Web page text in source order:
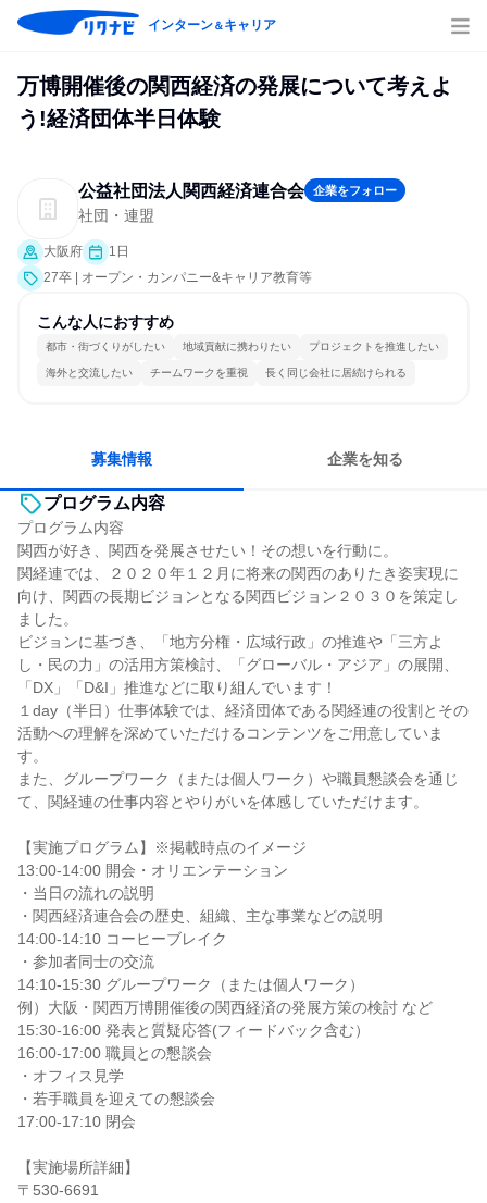
インターン＆キャリア
万博開催後の関西経済の発展について考えよ
う!経済団体半日体験
公益社団法人関西経済連合会 企業をフォロー
社団・連盟
大阪府
1日
27卒 | オープン・カンパニー&キャリア教育等
こんな人におすすめ
都市・街づくりがしたい 地域貢献に携わりたい プロジェクトを推進したい
海外と交流したい チームワークを重視 長く同じ会社に居続けられる
募集情報 企業を知る
プログラム内容
プログラム内容
関西が好き、関西を発展させたい！その想いを行動に。
関経連では、２０２０年１２月に将来の関西のありたき姿実現に
向け、関西の長期ビジョンとなる関西ビジョン２０３０を策定し
ました。
ビジョンに基づき、「地方分権・広域行政」の推進や「三方よ
し・民の力」の活用方策検討、「グローバル・アジア」の展開、
「DX」「D&I」推進などに取り組んでいます！
１day（半日）仕事体験では、経済団体である関経連の役割とその
活動への理解を深めていただけるコンテンツをご用意していま
す。
また、グループワーク（または個人ワーク）や職員懇談会を通じ
て、関経連の仕事内容とやりがいを体感していただけます。
【実施プログラム】※掲載時点のイメージ
13:00-14:00 開会・オリエンテーション
・当日の流れの説明
・関西経済連合会の歴史、組織、主な事業などの説明
14:00-14:10 コーヒーブレイク
・参加者同士の交流
14:10-15:30 グループワーク（または個人ワーク）
例）大阪・関西万博開催後の関西経済の発展方策の検討 など
15:30-16:00 発表と質疑応答(フィードバック含む）
16:00-17:00 職員との懇談会
・オフィス見学
・若手職員を迎えての懇談会
17:00-17:10 閉会
【実施場所詳細】
〒530-6691